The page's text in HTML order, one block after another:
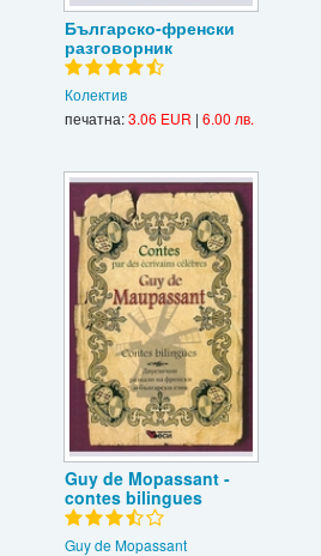
Българско-френски
разговорник
Колектив
печатна:3.06 EUR | 6.00 лв.
Guy de Mopassant -
contes bilingues
Guy de Mopassant